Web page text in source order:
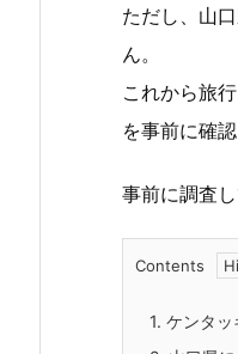
ただし、山
ん。
これから旅
を事前に確
事前に調査
Contents
1. ケンタッ